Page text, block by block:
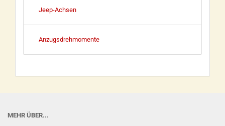
Jeep-Achsen
Anzugsdrehmomente
MEHR ÜBER...